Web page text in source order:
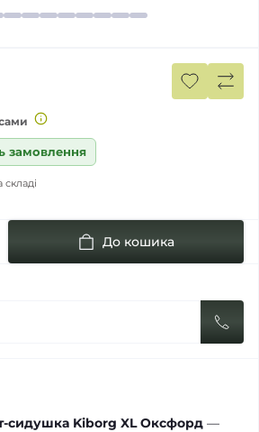
замовлення
До кошика
сидушка Kiborg XL Оксфорд —